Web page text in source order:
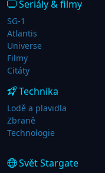
Seriály & filmy
SG-1
Atlantis
Universe
Filmy
Citáty
Technika
Lodě a plavidla
Zbraně
Technologie
Svět Stargate